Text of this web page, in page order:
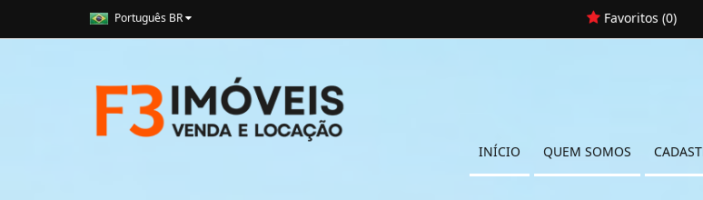
Português BR Favoritos (0)
INÍCIO QUEM SOMOS